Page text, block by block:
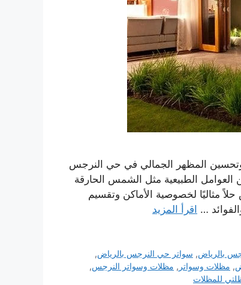
وتحسين المظهر الجمالي في حي النرجس
العوامل الطبيعية مثل الشمس الحارقة
مثاليًا لخصوصية الأماكن وتقسيم
… اقرأ المزيد
بالرياض, سواتر حي النرجس بالرياض,
, مظلات وسواتر , مظلات وسواتر النرجس,
للمظلات